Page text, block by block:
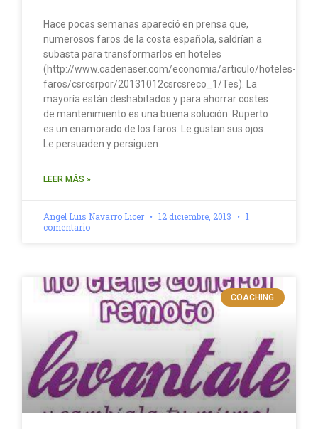
Hace pocas semanas apareció en prensa que,
numerosos faros de la costa española, saldrían a
subasta para transformarlos en hoteles
(http://www.cadenaser.com/economia/articulo/hoteles-
faros/csrcsrpor/20131012csrcsreco_1/Tes). La
mayoría están deshabitados y para ahorrar costes
de mantenimiento es una buena solución. Ruperto
es un enamorado de los faros. Le gustan sus ojos.
Le persuaden y persiguen.
LEER MÁS »
Angel Luis Navarro Licer 12 diciembre, 2013
1
comentario
COACHING